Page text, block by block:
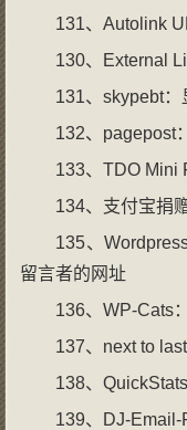
131、Autolink
130、External
131、skypebt
132、pagepost
133、TDO Mini
134、支付宝捐
135、
留言者的网址
136、WP-Cats
137、next to
138、
139、DJ-